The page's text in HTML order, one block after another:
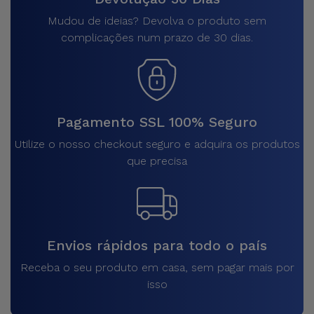
Mudou de ideias? Devolva o produto sem
complicações num prazo de 30 dias.
Pagamento SSL 100% Seguro
Utilize o nosso checkout seguro e adquira os produtos
que precisa
Envios rápidos para todo o país
Receba o seu produto em casa, sem pagar mais por
isso